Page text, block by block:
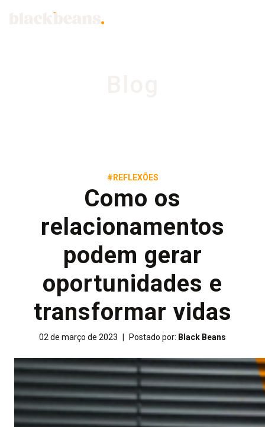
#REFLEXÕES
Como os
relacionamentos
podem gerar
oportunidades e
transformar vidas
02 de março de 2023 Postado por: Black Beans